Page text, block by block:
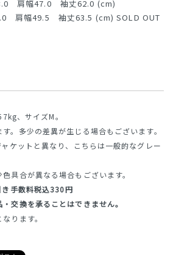
肩幅47.0 袖丈62.0 (cm)
肩幅49.5 袖丈63.5 (cm) SOLD OUT
、サイズM。
。多少の差異が生じる場合もございます。
ケットと異なり、こちらは一般的なグレー
具合が異なる場合もございます。
手数料税込330円
交換を承ることはできません。
ります。